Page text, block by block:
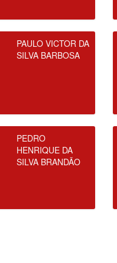
PAULO VICTOR DA
SILVA BARBOSA
PEDRO
HENRIQUE DA
SILVA BRANDÃO